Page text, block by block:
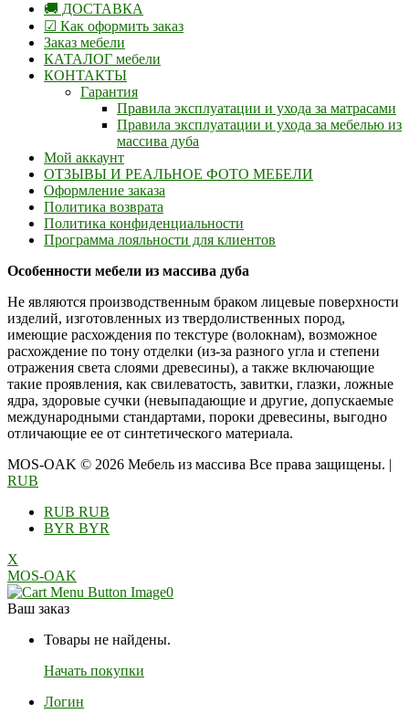
🚚 ДОСТАВКА
☑ Как оформить заказ
Заказ мебели
КАТАЛОГ мебели
КОНТАКТЫ
Гарантия
Правила эксплуатации и ухода за матрасами
Правила эксплуатации и ухода за мебелью из
массива дуба
Мой аккаунт
ОТЗЫВЫ И РЕАЛЬНОЕ ФОТО МЕБЕЛИ
Оформление заказа
Политика возврата
Политика конфиденциальности
Программа лояльности для клиентов
Особенности мебели из массива дуба
Не являются производственным браком лицевые поверхности
изделий, изготовленных из твердолиственных пород,
имеющие расхождения по текстуре (волокнам), возможное
расхождение по тону отделки (из-за разного угла и степени
отражения света слоями древесины), а также включающие
такие проявления, как свилеватость, завитки, глазки, ложные
ядра, здоровые сучки (невыпадающие и другие, допускаемые
международными стандартами, пороки древесины, выгодно
отличающие ее от синтетического материала.
MOS-OAK © 2026 Мебель из массива Все права защищены. |
RUB
RUB RUB
BYR BYR
X
MOS-OAK
0
Ваш заказ
Товары не найдены.
Начать покупки
Логин